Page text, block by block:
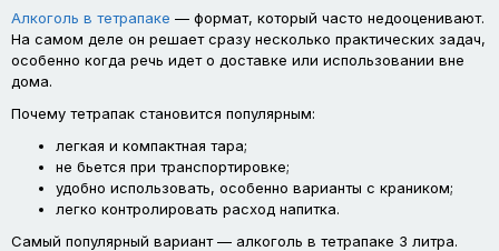
Алкоголь в тетрапаке — формат, который часто недооценивают.
На самом деле он решает сразу несколько практических задач,
особенно когда речь идет о доставке или использовании вне
дома.
Почему тетрапак становится популярным:
легкая и компактная тара;
не бьется при транспортировке;
удобно использовать, особенно варианты с краником;
легко контролировать расход напитка.
Самый популярный вариант — алкоголь в тетрапаке 3 литра.